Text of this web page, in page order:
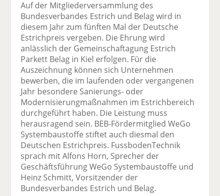
Auf der Mitgliederversammlung des
Bundesverbandes Estrich und Belag wird in
diesem Jahr zum fünften Mal der Deutsche
Estrichpreis vergeben. Die Ehrung wird
anlässlich der Gemeinschaftagung Estrich
Parkett Belag in Kiel erfolgen. Für die
Auszeichnung können sich Unternehmen
bewerben, die im laufenden oder vergangenen
Jahr besondere Sanierungs- oder
Modernisierungmaßnahmen im Estrichbereich
durchgeführt haben. Die Leistung muss
herausragend sein. BEB-Fördermitglied WeGo
Systembaustoffe stiftet auch diesmal den
Deutschen Estrichpreis. FussbodenTechnik
sprach mit Alfons Horn, Sprecher der
Geschäftsführung WeGo Systembaustoffe und
Heinz Schmitt, Vorsitzender der
Bundesverbandes Estrich und Belag.